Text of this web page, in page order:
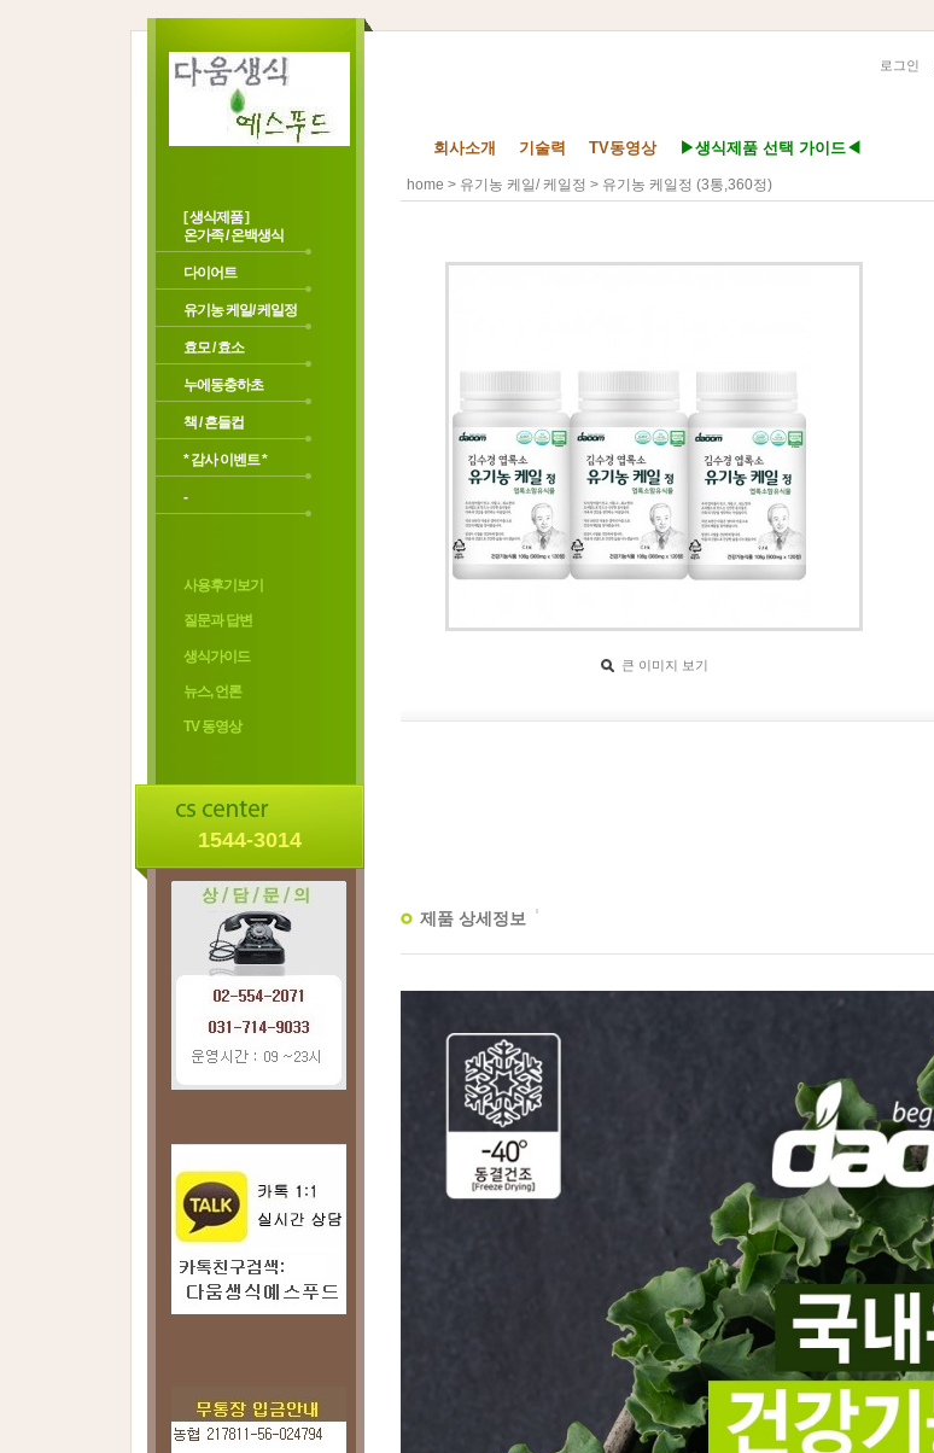
로그인
회사소개 기술력 TV동영상 ▶생식제품 선택 가이드◀
[ 생식제품 ]
온가족 / 온백생식
다이어트
유기농 케일/ 케일정
효모 / 효소
누에동충하초
책 / 흔들컵
* 감사 이벤트 *
-
사용후기보기
질문과 답변
생식가이드
뉴스, 언론
TV 동영상
1544-3014
home > 유기농 케일/ 케일정 > 유기농 케일정 (3통,360정)
큰 이미지 보기
제품 상세정보